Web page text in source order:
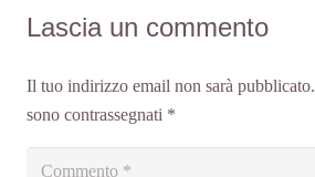
Lascia un commento
Il tuo indirizzo email non sarà pubblicato.
sono contrassegnati *